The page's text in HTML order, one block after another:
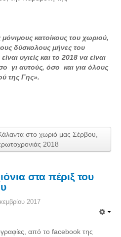
κατοίκους του χωριού,
δύσκολους μήνες του
υγιείς και το 2018 να είναι
γι αυτούς, όσο και για όλους
της Γης».
στο χωριό μας Σέρβου,
2018
στα πέριξ του
2017
από το facebook της